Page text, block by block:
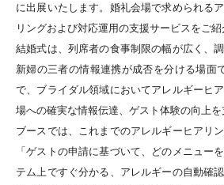
に出展いたします。婚礼会場で求められる
リングおよび対応運用の支援サービスをご紹
結婚式は、列席者の食事制限の幅が広く、
新婦の三者の情報連携が成否を分ける場面
で、ブライダル領域においてアレルギーヒ
場への確実な情報伝達、ゲスト体験の向上を
ブースでは、これまでのアレルギーヒアリ
「ゲストの申請に基づいて、どのメニュー
テム上ですぐ分かる、アレルギーの自動確